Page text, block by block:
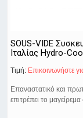
SOUS-VIDE
Ιταλίας Hydro-
Τιμή: Eπικοινωνήστε
Επαναστατικό και
επιτρέπει το